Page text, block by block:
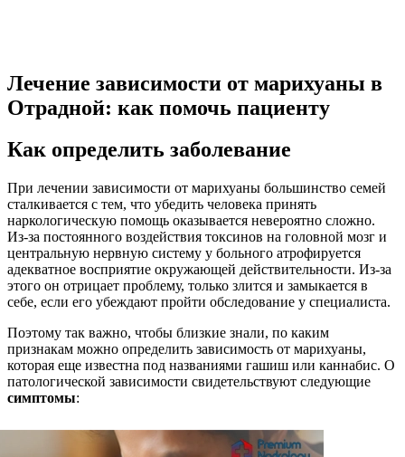
Лечение зависимости от марихуаны в
Отрадной: как помочь пациенту
Как определить заболевание
При лечении зависимости от марихуаны большинство семей
сталкивается с тем, что убедить человека принять
наркологическую помощь оказывается невероятно сложно.
Из-за постоянного воздействия токсинов на головной мозг и
центральную нервную систему у больного атрофируется
адекватное восприятие окружающей действительности. Из-за
этого он отрицает проблему, только злится и замыкается в
себе, если его убеждают пройти обследование у специалиста.
Поэтому так важно, чтобы близкие знали, по каким
признакам можно определить зависимость от марихуаны,
которая еще известна под названиями гашиш или каннабис. О
патологической зависимости свидетельствуют следующие
симптомы: